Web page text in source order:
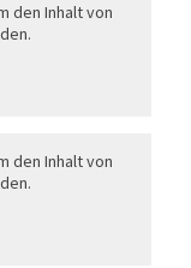
den Inhalt von
den Inhalt von